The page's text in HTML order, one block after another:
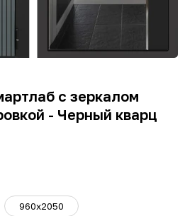
с зеркалом
- Черный кварц
960x2050